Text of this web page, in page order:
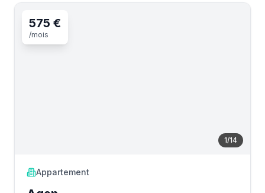
1/14
575 €
/mois
Appartement